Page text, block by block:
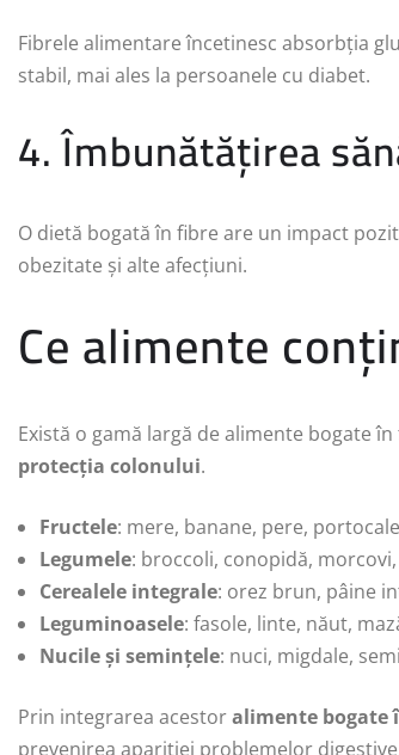
Fibrele alimentare încetinesc absorbția
stabil, mai ales la persoanele cu diabet.
4. Îmbunătățirea
O dietă bogată în fibre are un impact
obezitate și alte afecțiuni.
Ce alimente
Există o gamă largă de alimente bogate
protecția colonului.
Fructele: mere, banane, pere,
Legumele: broccoli, conopidă,
Cerealele integrale: orez brun, pâine
Leguminoasele: fasole, linte, năut,
Nucile și semințele: nuci, migdale,
Prin integrarea acestoralimente bogate
prevenirea apariției problemelor